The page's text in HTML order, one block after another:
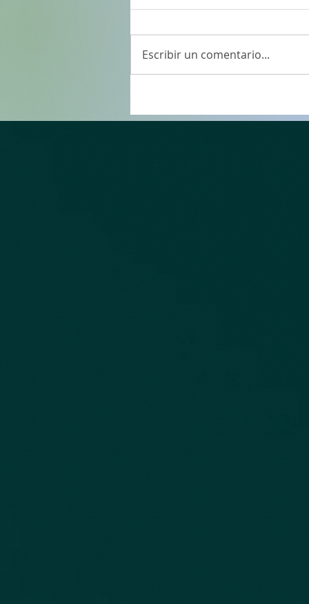
Escribir un comentario...